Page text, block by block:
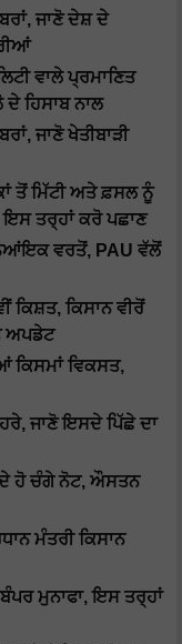
ਜਾਣੋ ਦੇਸ਼ ਦੇ
ਵਾਲੇ ਪ੍ਰਮਾਣਿਤ
ਹਿਸਾਬ ਨਾਲ
ਜਾਣੋ ਖੇਤੀਬਾੜੀ
ਤੋਂ ਮਿੱਟੀ ਅਤੇ ਫ਼ਸਲ ਨੂੰ
ਇਸ ਤਰ੍ਹਾਂ ਕਰੋ ਪਛਾਣ
ਵਰਤੋਂ, PAU ਵੱਲੋਂ
ਕਿਸ਼ਤ, ਕਿਸਾਨ ਵੀਰੋਂ
ਅਪਡੇਟ
ਕਿਸਮਾਂ ਵਿਕਸਤ,
ਜਾਣੋ ਇਸਦੇ ਪਿੱਛੇ ਦਾ
ਹੋ ਚੰਗੇ ਨੋਟ, ਔਸਤਨ
ਮੰਤਰੀ ਕਿਸਾਨ
ਮੁਨਾਫਾ, ਇਸ ਤਰ੍ਹਾਂ